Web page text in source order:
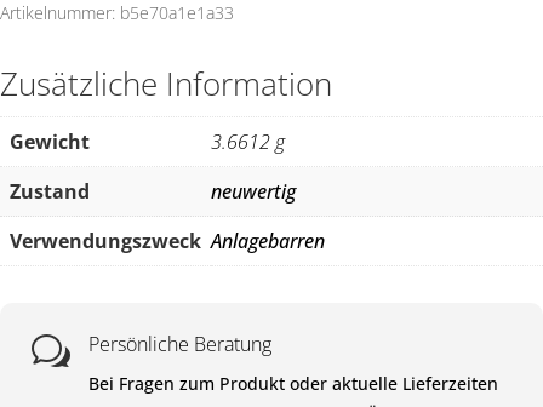
Artikelnummer: b5e70a1e1a33
Zusätzliche Information
Gewicht
3.6612 g
Zustand
neuwertig
Verwendungszweck Anlagebarren
w Persönliche Beratung
Bei Fragen zum Produkt oder aktuelle Lieferzeiten